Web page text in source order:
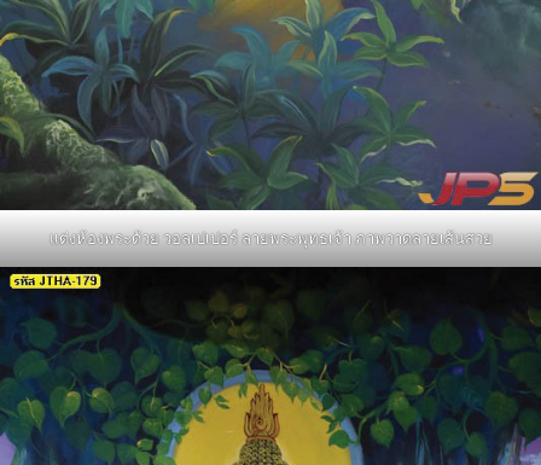
แต่งห้องพระด้วย วอลเปเปอร์ ลายพระพุทธเจ้า ภาพวาดลายเส้นสวย